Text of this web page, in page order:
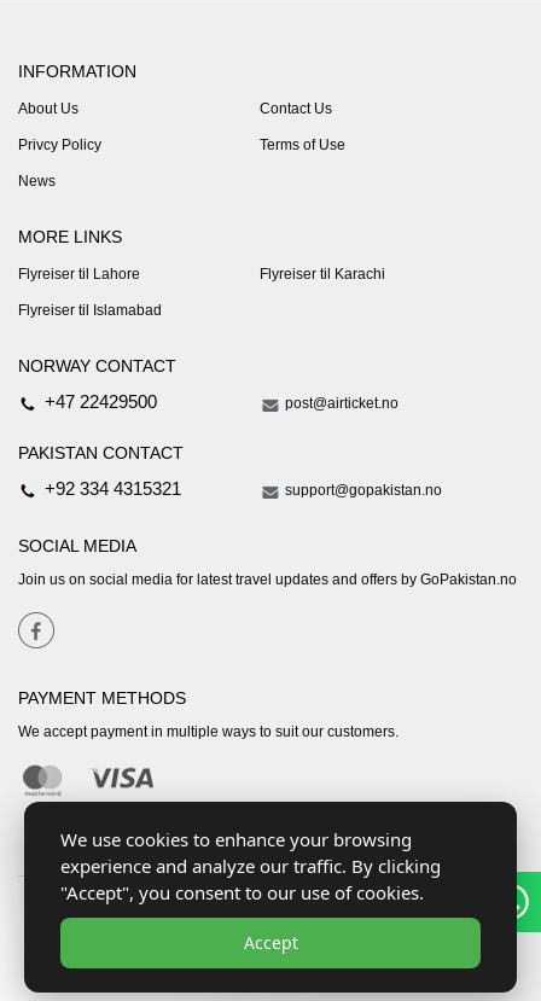
INFORMATION
About Us Contact Us
Privcy Policy Terms of Use
News
MORE LINKS
Flyreiser til Lahore Flyreiser til Karachi
Flyreiser til Islamabad
NORWAY CONTACT
+47 22429500 post@airticket.no
PAKISTAN CONTACT
+92 334 4315321 support@gopakistan.no
SOCIAL MEDIA
Join us on social media for latest travel updates and offers by GoPakistan.no
PAYMENT METHODS
We accept payment in multiple ways to suit our customers.
We use cookies to enhance your browsing
experience and analyze our traffic. By clicking
"Accept", you consent to our use of cookies.
Accept